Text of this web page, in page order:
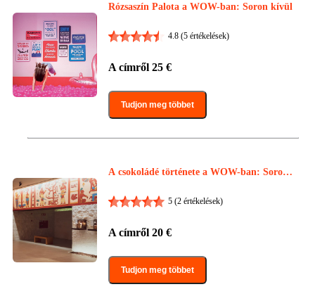
Rózsaszín Palota a WOW-ban: Soron kívül
4.8 (5 értékelések)
A címről 25 €
Tudjon meg többet
A csokoládé története a WOW-ban: Soron
5 (2 értékelések)
A címről 20 €
Tudjon meg többet